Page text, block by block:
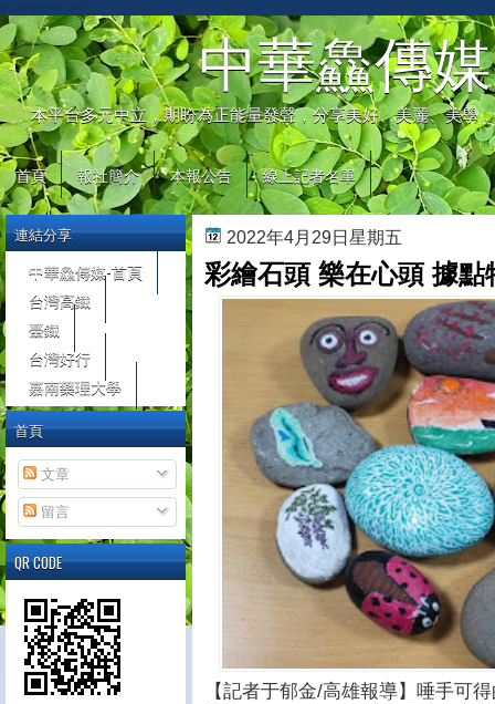
中華鱻傳媒
本平台多元中立，期盼為正能量發聲，分享美好、美麗、美學
首頁 報社簡介 本報公告 線上記者名單
2022年4月29日星期五
彩繪石頭 樂在心頭 據點
【記者于郁金/高雄報導】唾手可
連結分享
中華鱻傳媒-首頁
台灣高鐵
臺鐵
台灣好行
嘉南藥理大學
首頁
文章
留言
QR CODE